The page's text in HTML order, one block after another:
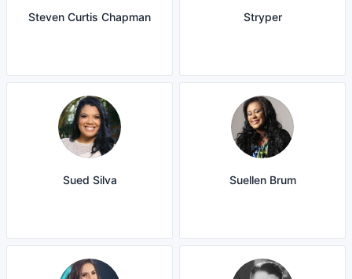
Steven Curtis Chapman Stryper
Sued Silva Suellen Brum